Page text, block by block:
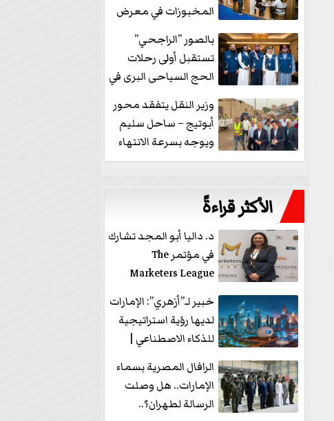
المخبوزات في معرض
منتجات...
بالصور ”الراجحي”
تستقبل أولى رحلات
الحج السياحى البرى في
وزير النقل يتفقد محور
أبوتيج – ساحل سليم
ويوجه بسرعة الانتهاء
من...
الأكثر قراءةً
د. داليا أبو المجد تشارك
في مؤتمر The
Marketers League
وتدير جلسة...
خبير لـ”أزهري”: الإمارات
لديها رؤية استراتيجية
للذكاء الاصطناعي |
الرافال المصرية بسماء
الإمارات.. هل وصلت
الرسالة لطهران؟..